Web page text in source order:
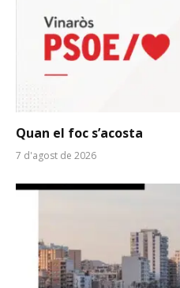
Quan el foc s’acosta
7 d'agost de 2026